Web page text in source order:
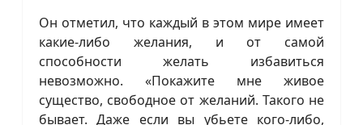
Он отметил, что каждый в этом мире имеет
какие-либо желания, и от самой
способности желать избавиться
невозможно. «Покажите мне живое
существо, свободное от желаний. Такого не
бывает. Даже если вы убьете кого-либо,